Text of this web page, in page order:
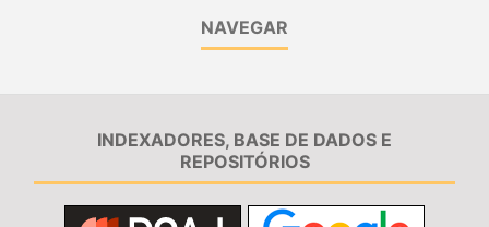
NAVEGAR
INDEXADORES, BASE DE DADOS E
REPOSITÓRIOS